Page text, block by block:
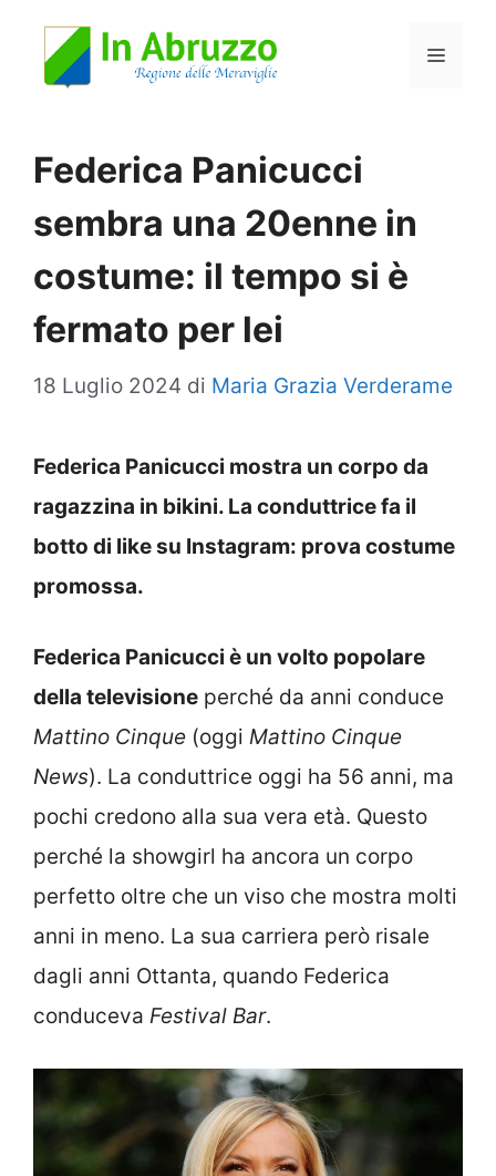
Menu
Federica Panicucci
sembra una 20enne in
costume: il tempo si è
fermato per lei
18 Luglio 2024 di Maria Grazia Verderame
Federica Panicucci mostra un corpo da
ragazzina in bikini. La conduttrice fa il
botto di like su Instagram: prova costume
promossa.
Federica Panicucci è un volto popolare
della televisione perché da anni conduce
Mattino Cinque (oggi Mattino Cinque
News). La conduttrice oggi ha 56 anni, ma
pochi credono alla sua vera età. Questo
perché la showgirl ha ancora un corpo
perfetto oltre che un viso che mostra molti
anni in meno. La sua carriera però risale
dagli anni Ottanta, quando Federica
conduceva Festival Bar.